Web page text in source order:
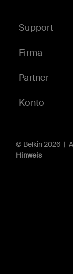
Konto
Support
Firma
Partner
© Belkin 2026 |
Hinweis